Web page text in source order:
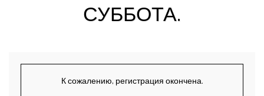
СУББОТА.
К сожалению, регистрация окончена.